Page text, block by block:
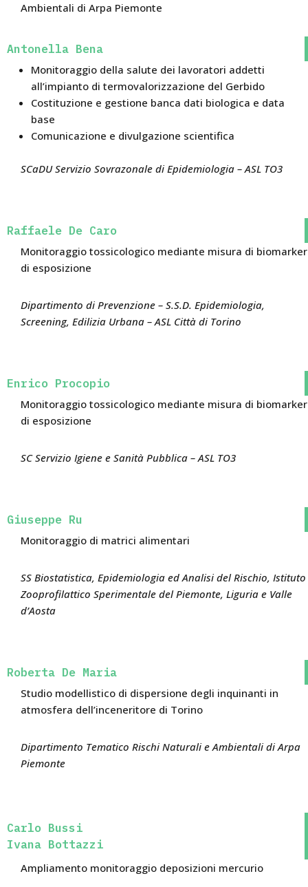
Ambientali di Arpa Piemonte
Antonella Bena
Monitoraggio della salute dei lavoratori addetti
all’impianto di termovalorizzazione del Gerbido
Costituzione e gestione banca dati biologica e data
base
Comunicazione e divulgazione scientifica
SCaDU Servizio Sovrazonale di Epidemiologia – ASL TO3
Raffaele De Caro
Monitoraggio tossicologico mediante misura di biomarker
di esposizione
Dipartimento di Prevenzione – S.S.D. Epidemiologia,
Screening, Edilizia Urbana – ASL Città di Torino
Enrico Procopio
Monitoraggio tossicologico mediante misura di biomarker
di esposizione
SC Servizio Igiene e Sanità Pubblica – ASL TO3
Giuseppe Ru
Monitoraggio di matrici alimentari
SS Biostatistica, Epidemiologia ed Analisi del Rischio, Istituto
Zooprofilattico Sperimentale del Piemonte, Liguria e Valle
d’Aosta
Roberta De Maria
Studio modellistico di dispersione degli inquinanti in
atmosfera dell’inceneritore di Torino
Dipartimento Tematico Rischi Naturali e Ambientali di Arpa
Piemonte
Carlo Bussi
Ivana Bottazzi
Ampliamento monitoraggio deposizioni mercurio